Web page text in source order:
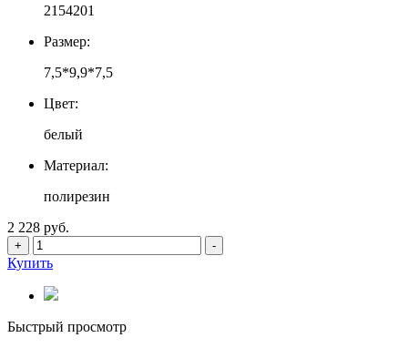
2154201
Размер:
7,5*9,9*7,5
Цвет:
белый
Материал:
полирезин
2 228 руб.
+ -
Купить
Быстрый просмотр